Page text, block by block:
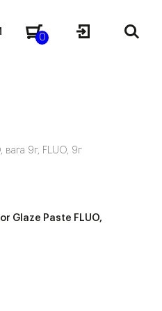
0
вага 9г, FLUO, 9г
Glaze Paste FLUO,